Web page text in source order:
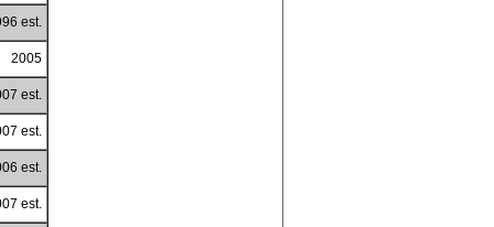
est.
2005
est.
est.
est.
est.